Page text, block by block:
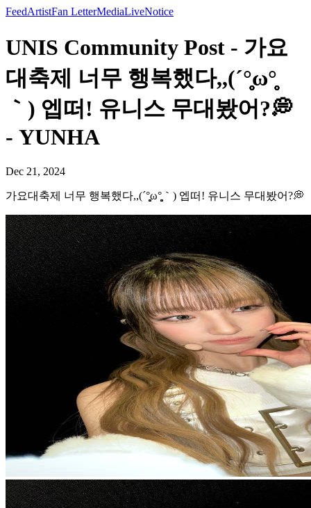
FeedArtistFan LetterMediaLiveNotice
UNIS Community Post - 가요
대축제 너무 행복했다,,(´°̥̥̥̥̥̥̥̥ω°̥̥̥̥̥̥̥̥
｀) 엡떠! 유니스 무대봤어?💭
- YUNHA
Dec 21, 2024
가요대축제 너무 행복했다,,(´°̥̥̥̥̥̥̥̥ω°̥̥̥̥̥̥̥̥｀) 엡떠! 유니스 무대봤어?💭